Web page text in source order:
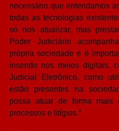
necessário que entendamos
todas as tecnologias
só nos atualizar, mas
Poder Judiciário
própria sociedade e é
inserido nos meios digitais,
Judicial Eletrônico, como
estão presentes na
possa atuar de forma mais
processos e litígios.”